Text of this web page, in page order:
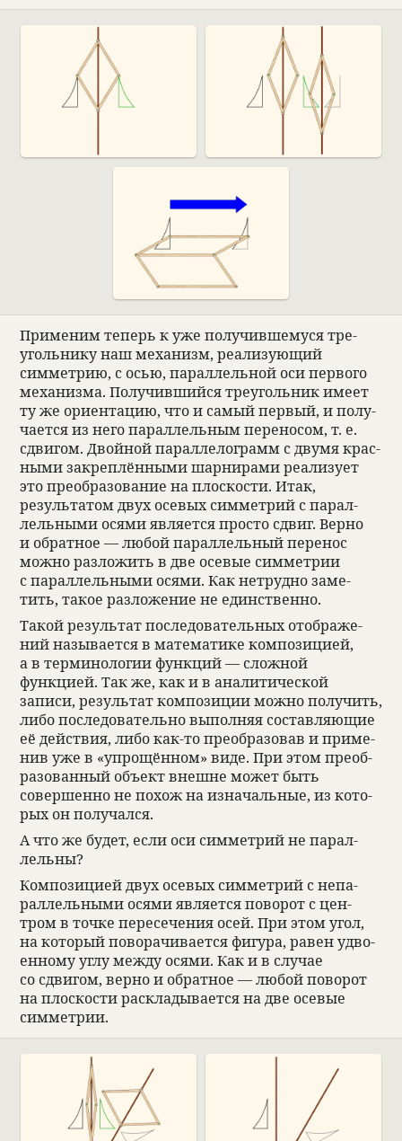
При­ме­ним теперь к уже полу­чившемуся тре­
уголь­нику наш меха­низм, реа­ли­зующий
симмет­рию, с осью, парал­лель­ной оси пер­вого
меха­низма. Полу­чившийся тре­уголь­ник имеет
ту же ори­ен­тацию, что и самый пер­вый, и полу­
ча­ется из него парал­лель­ным пере­но­сом, т. е.
сдвигом. Двой­ной парал­ле­лограмм с двумя крас­
ными закреп­лён­ными шар­ни­рами реа­ли­зует
это пре­об­ра­зо­ва­ние на плос­ко­сти. Итак,
результа­том двух осе­вых симмет­рий с парал­
лель­ными осями явля­ется про­сто сдвиг. Верно
и обрат­ное — любой парал­лель­ный пере­нос
можно раз­ложить в две осе­вые симмет­рии
с парал­лель­ными осями. Как нетрудно заме­
тить, такое раз­ложе­ние не един­ственно.
Такой результат после­до­ва­тель­ных отоб­раже­
ний назы­ва­ется в матема­тике компо­зицией,
а в терми­но­логии функций — слож­ной
функцией. Так же, как и в ана­ли­ти­че­ской
записи, результат компо­зиции можно полу­чить,
либо после­до­ва­тельно выпол­няя состав­ляющие
её действия, либо как-то пре­об­ра­зо­вав и при­ме­
нив уже в «упрощён­ном» виде. При этом пре­об­
ра­зо­ван­ный объект внешне может быть
совершенно не похож на изна­чаль­ные, из кото­
рых он полу­чался.
А что же будет, если оси симмет­рий не парал­
лельны?
Компо­зицией двух осе­вых симмет­рий с непа­
рал­лель­ными осями явля­ется пово­рот с цен­
тром в точке пере­се­че­ния осей. При этом угол,
на кото­рый пово­ра­чи­ва­ется фигура, равен удво­
ен­ному углу между осями. Как и в слу­чае
со сдвигом, верно и обрат­ное — любой пово­рот
на плос­ко­сти рас­кла­ды­ва­ется на две осе­вые
симмет­рии.